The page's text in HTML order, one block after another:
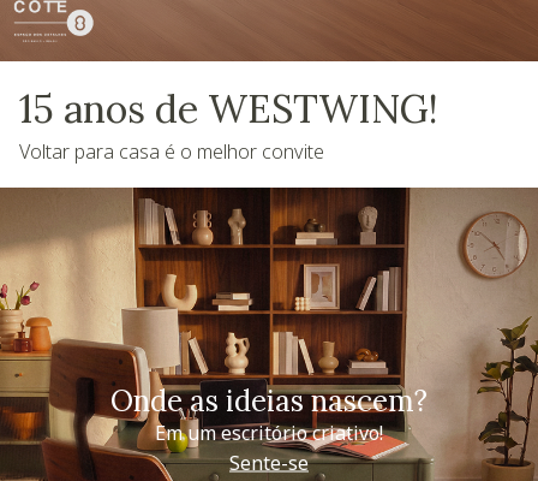
15 anos de WESTWING!
Voltar para casa é o melhor convite
Onde as ideias nascem?
Em um escritório criativo!
Sente-se